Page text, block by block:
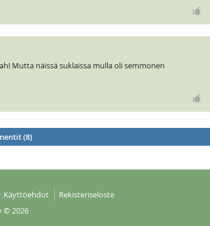
Mutta näissä suklaissa mulla oli semmonen
(8)
Käyttöehdot
Rekisteriseloste
© 2026